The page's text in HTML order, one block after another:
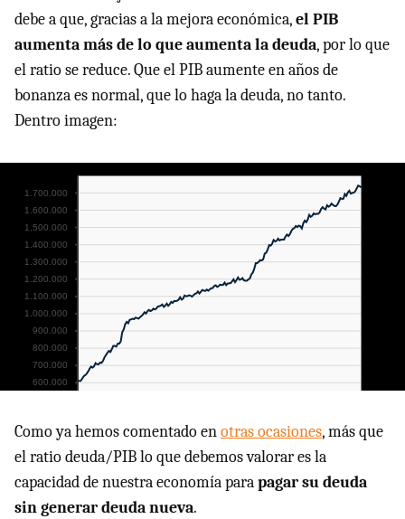
debe a que, gracias a la mejora económica,el PIB
aumenta más de lo que aumenta la deuda, por lo que
el ratio se reduce. Que el PIB aumente en años de
bonanza es normal, que lo haga la deuda, no tanto.
Dentro imagen:
Como ya hemos comentado enotras ocasiones, más que
el ratio deuda/PIB lo que debemos valorar es la
capacidad de nuestra economía parapagar su deuda
sin generar deuda nueva.